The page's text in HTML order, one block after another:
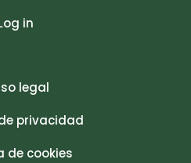
in
legal
privacidad
de cookies